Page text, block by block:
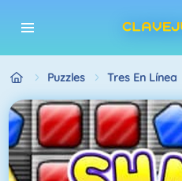
Puzzles Tres En Línea